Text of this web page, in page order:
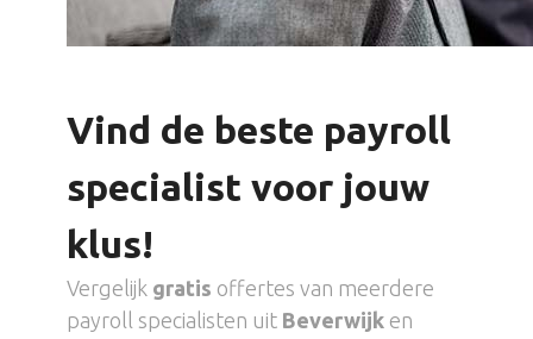
Vind de beste payroll
specialist voor jouw
klus!
Vergelijk gratis offertes van meerdere
payroll specialisten uit Beverwijk en